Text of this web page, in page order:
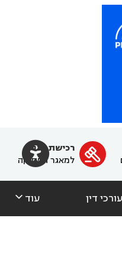
 
רכישת מנוי
למאגר הפסיקה
דין עוד 